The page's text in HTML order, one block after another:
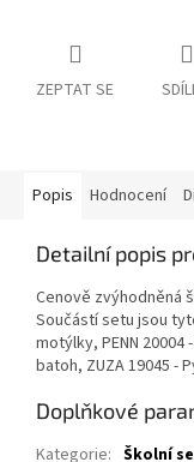
ZEPTAT SE
Popis Hodnocení
Detailní popis
Cenově zvýhodněná
Součástí setu jsou
motýlky, PENN 20004
batoh, ZUZA 19045 -
Doplňkové
Kategorie: Školní